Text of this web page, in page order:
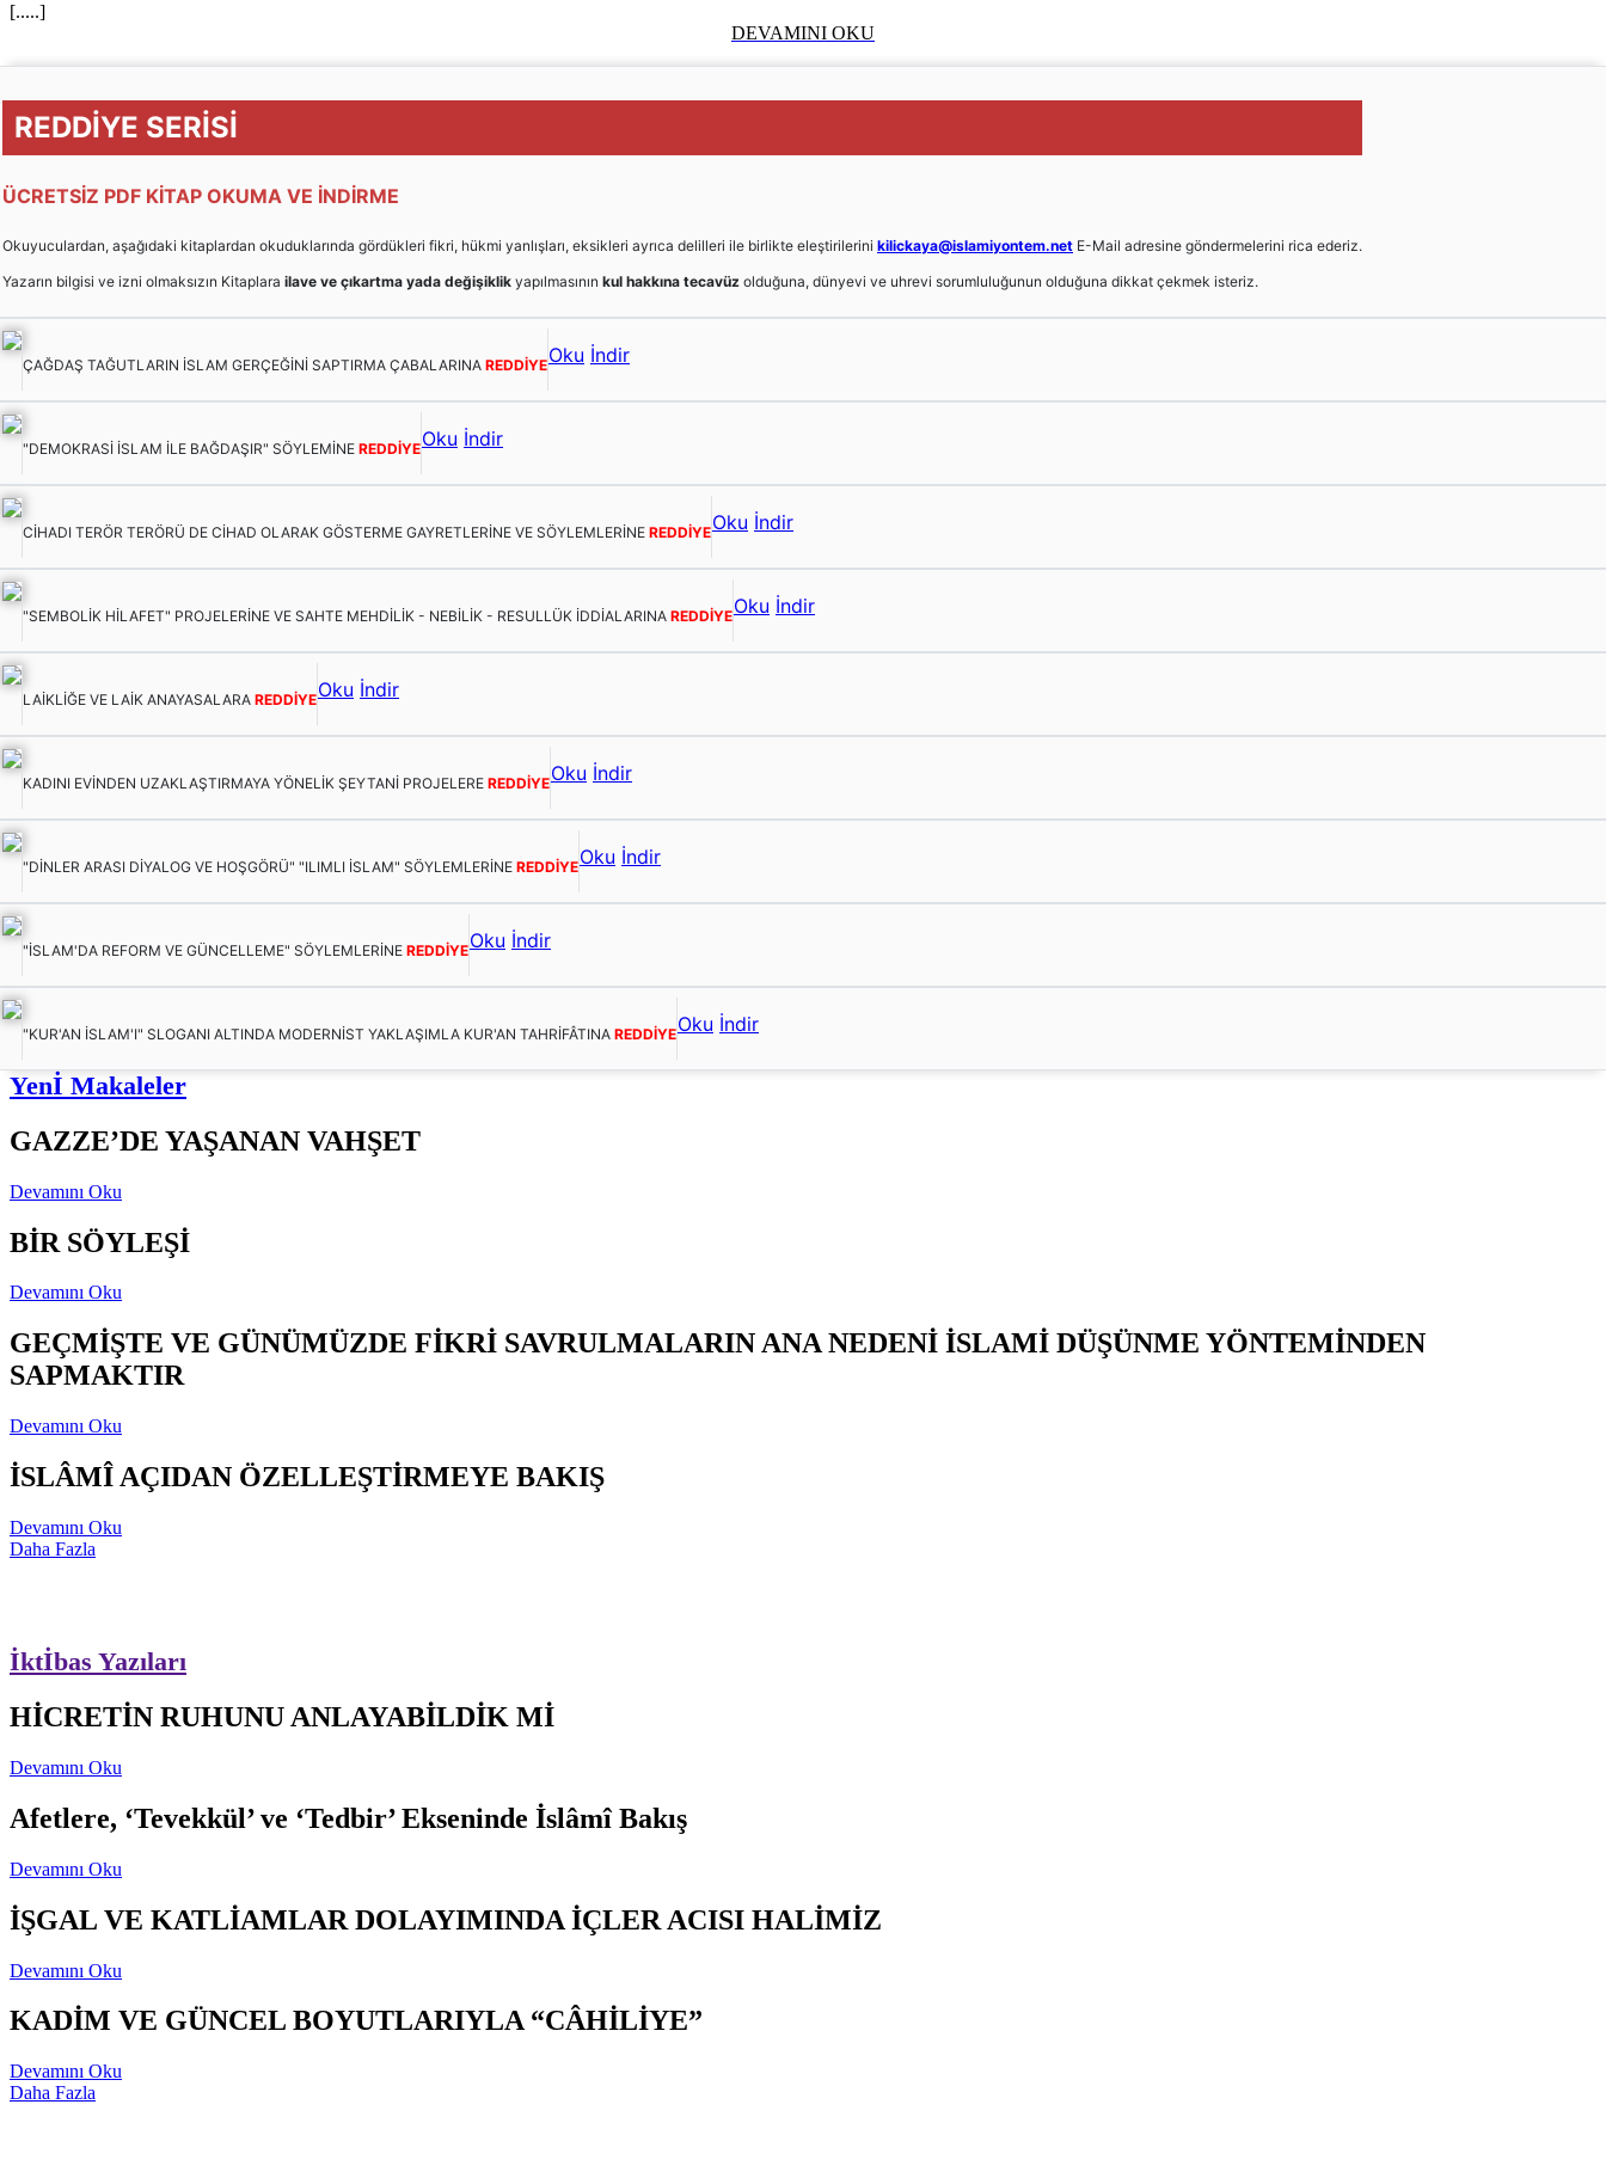
[.....]
DEVAMINI OKU
REDDİYE SERİSİ
ÜCRETSİZ PDF KİTAP OKUMA VE İNDİRME
Okuyuculardan, aşağıdaki kitaplardan okuduklarında gördükleri fikri, hükmi yanlışları, eksikleri ayrıca delilleri ile birlikte eleştirilerini kilickaya@islamiyontem.net E-Mail adresine göndermelerini rica ederiz.
Yazarın bilgisi ve izni olmaksızın Kitaplara ilave ve çıkartma yada değişiklik yapılmasının kul hakkına tecavüz olduğuna, dünyevi ve uhrevi sorumluluğunun olduğuna dikkat çekmek isteriz.
ÇAĞDAŞ TAĞUTLARIN İSLAM GERÇEĞİNİ SAPTIRMA ÇABALARINA REDDİYEOku İndir
"DEMOKRASİ İSLAM İLE BAĞDAŞIR" SÖYLEMİNE REDDİYEOku İndir
CİHADI TERÖR TERÖRÜ DE CİHAD OLARAK GÖSTERME GAYRETLERİNE VE SÖYLEMLERİNE REDDİYEOku İndir
"SEMBOLİK HİLAFET" PROJELERİNE VE SAHTE MEHDİLİK - NEBİLİK - RESULLÜK İDDİALARINA REDDİYEOku İndir
LAİKLİĞE VE LAİK ANAYASALARA REDDİYEOku İndir
KADINI EVİNDEN UZAKLAŞTIRMAYA YÖNELİK ŞEYTANİ PROJELERE REDDİYEOku İndir
"DİNLER ARASI DİYALOG VE HOŞGÖRÜ" "ILIMLI İSLAM" SÖYLEMLERİNE REDDİYEOku İndir
"İSLAM'DA REFORM VE GÜNCELLEME" SÖYLEMLERİNE REDDİYEOku İndir
"KUR'AN İSLAM'I" SLOGANI ALTINDA MODERNİST YAKLAŞIMLA KUR'AN TAHRİFÂTINA REDDİYEOku İndir
Yenİ Makaleler
GAZZE’DE YAŞANAN VAHŞET
Devamını Oku
BİR SÖYLEŞİ
Devamını Oku
GEÇMİŞTE VE GÜNÜMÜZDE FİKRİ SAVRULMALARIN ANA NEDENİ İSLAMİ DÜŞÜNME YÖNTEMİNDEN
SAPMAKTIR
Devamını Oku
İSLÂMÎ AÇIDAN ÖZELLEŞTİRMEYE BAKIŞ
Devamını Oku
Daha Fazla
İktİbas Yazıları
HİCRETİN RUHUNU ANLAYABİLDİK Mİ
Devamını Oku
Afetlere, ‘Tevekkül’ ve ‘Tedbir’ Ekseninde İslâmî Bakış
Devamını Oku
İŞGAL VE KATLİAMLAR DOLAYIMINDA İÇLER ACISI HALİMİZ
Devamını Oku
KADİM VE GÜNCEL BOYUTLARIYLA “CÂHİLİYE”
Devamını Oku
Daha Fazla